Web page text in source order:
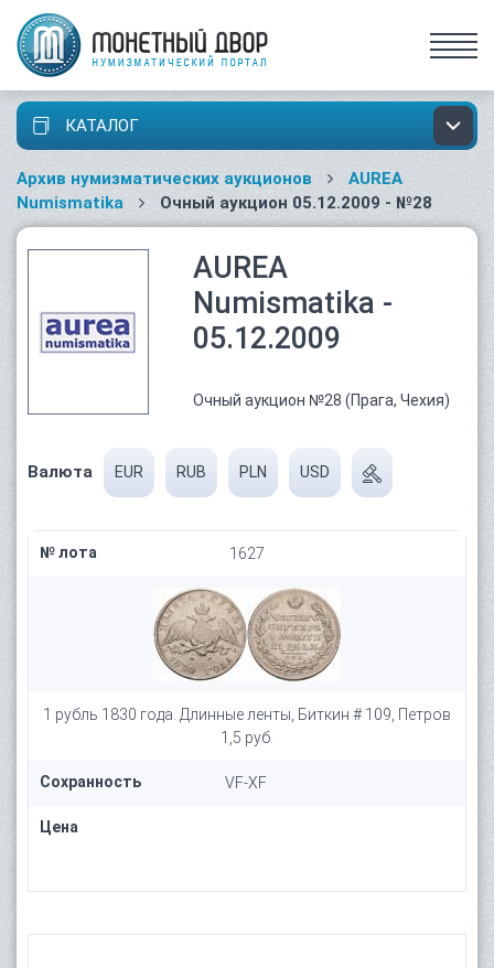
КАТАЛОГ
Архив нумизматических аукционов
AUREA
Numismatika
Очный аукцион 05.12.2009 - №28
AUREA
Numismatika -
05.12.2009
Очный аукцион №28 (Прага, Чехия)
Валюта EUR RUB PLN USD
№ лота 1627
1 рубль 1830 года. Длинные ленты, Биткин # 109, Петров
1,5 руб.
Сохранность VF-XF
Цена